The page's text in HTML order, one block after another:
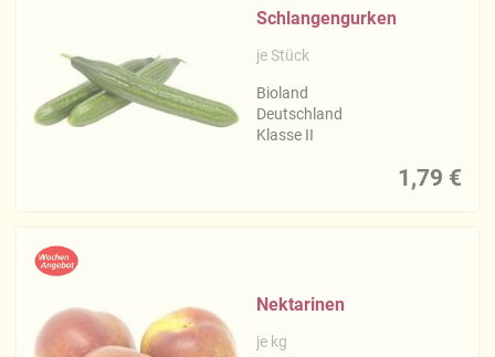
Schlangengurken
je Stück
Bioland
Deutschland
Klasse II
1,79 €
Nektarinen
je kg